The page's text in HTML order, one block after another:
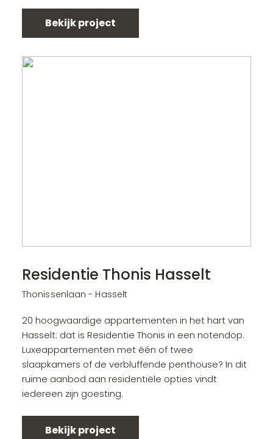
Bekijk project
Residentie Thonis Hasselt
Thonissenlaan - Hasselt
20 hoogwaardige appartementen in het hart van
Hasselt: dat is Residentie Thonis in een notendop.
Luxeappartementen met één of twee
slaapkamers of de verbluffende penthouse? In dit
ruime aanbod aan residentiële opties vindt
iedereen zijn goesting.
Bekijk project